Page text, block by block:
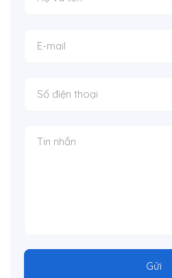
Gửi